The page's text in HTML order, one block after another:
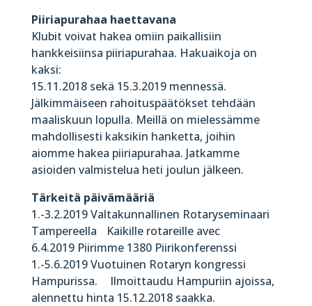
Piiriapurahaa haettavana
Klubit voivat hakea omiin paikallisiin
hankkeisiinsa piiriapurahaa. Hakuaikoja on
kaksi:
15.11.2018 sekä 15.3.2019 mennessä.
Jälkimmäiseen rahoituspäätökset tehdään
maaliskuun lopulla. Meillä on mielessämme
mahdollisesti kaksikin hanketta, joihin
aiomme hakea piiriapurahaa. Jatkamme
asioiden valmistelua heti joulun jälkeen.
Tärkeitä päivämääriä
1.-3.2.2019 Valtakunnallinen Rotaryseminaari
Tampereella Kaikille rotareille avec
6.4.2019 Piirimme 1380 Piirikonferenssi
1.-5.6.2019 Vuotuinen Rotaryn kongressi
Hampurissa. Ilmoittaudu Hampuriin ajoissa,
alennettu hinta 15.12.2018 saakka.